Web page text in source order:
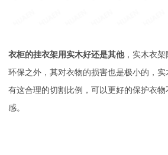
衣柜的挂衣架用实木好还是其他，实木衣架
环保之外，其对衣物的损害也是极小的，实
有这合理的切割比例，可以更好的保护衣
感。